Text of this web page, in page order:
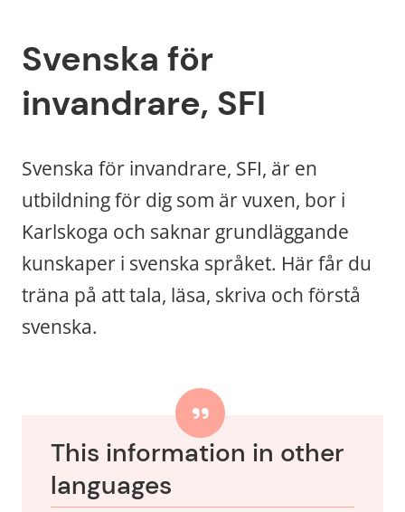
Svenska för
invandrare, SFI
Svenska för invandrare, SFI, är en
utbildning för dig som är vuxen, bor i
Karlskoga och saknar grundläggande
kunskaper i svenska språket. Här får du
träna på att tala, läsa, skriva och förstå
svenska.
This information in other
languages